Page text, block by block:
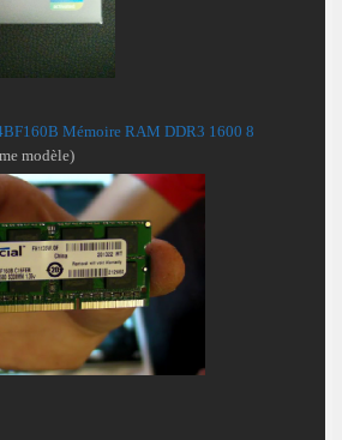
Mémoire RAM DDR3 1600 8
modèle)